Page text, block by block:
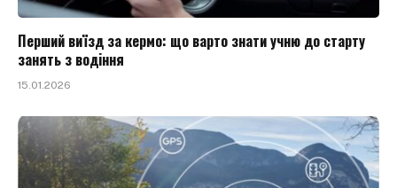
Перший виїзд за кермо: що варто знати учню до старту
занять з водіння
15.01.2026